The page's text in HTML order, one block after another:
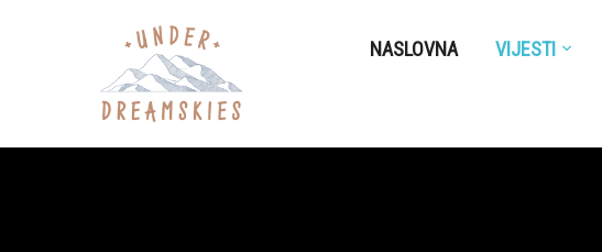
NASLOVNA VIJESTI